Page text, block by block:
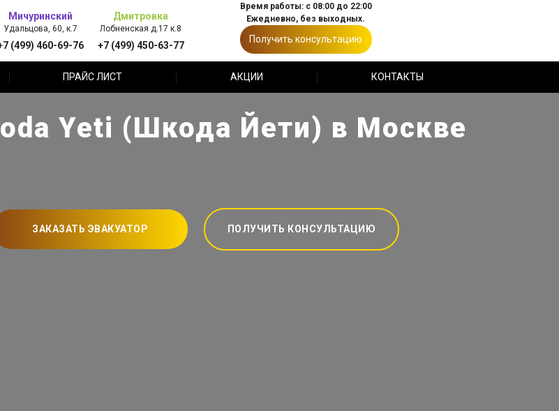
Мичуринский
Удальцова, 60, к.7
(499) 460-69-76
Дмитровка
Лобненская д.17 к.8
+7 (499) 450-63-77
Время работы: с 08:00 до 22:00
Ежедневно, без выходных.
Получить консультацию
ПРАЙС ЛИСТ АКЦИИ КОНТАКТЫ
Yeti (Шкода Йети) в Москве
ЗАКАЗАТЬ ЭВАКУАТОР ПОЛУЧИТЬ КОНСУЛЬТАЦИЮ